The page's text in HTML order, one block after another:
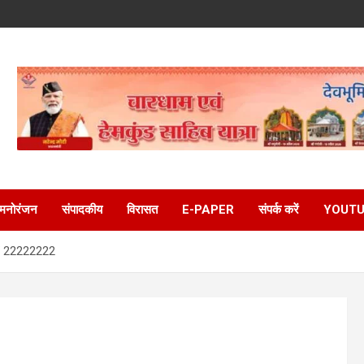
मनोरंजन संपादकीय विरासत E-PAPER संपर्क करें
22222222